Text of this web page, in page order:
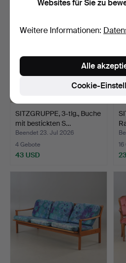
SITZGRUPPE, 3-tlg., Buche
mit bestickten S…
Beendet 23. Jul 2026
4 Gebote
43 USD
Websites für Sie zu
Weitere Informationen:
Cookie-
Alle